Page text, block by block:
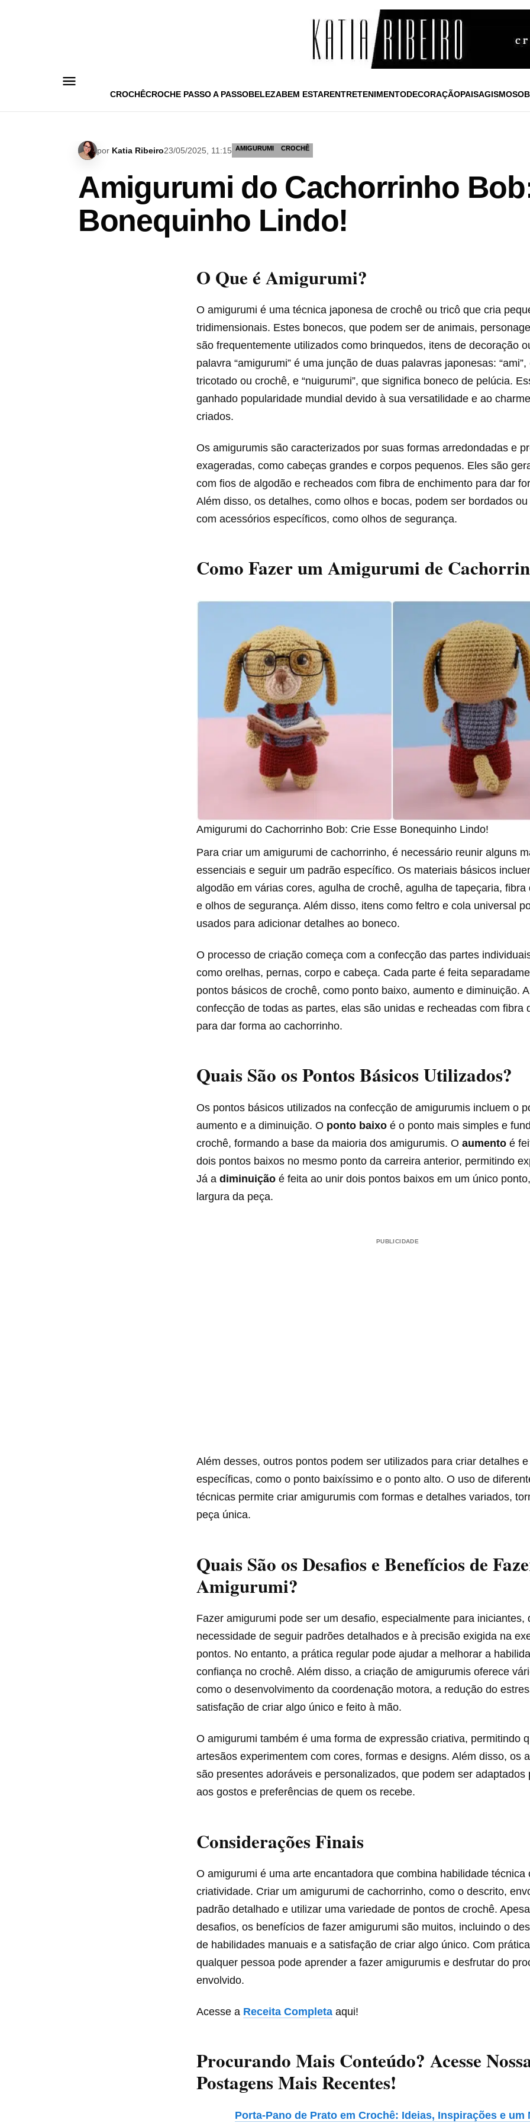
CROCHÊCROCHE PASSO A PASSOBELEZABEM ESTARENTRETENIMENTODECORAÇÃOPAISAGISMO
por Katia Ribeiro23/05/2025, 11:15 AMIGURUMI CROCHÊ
Amigurumi do Cachorrinho
Bonequinho Lindo!
O Que é Amigurumi?
O amigurumi é uma técnica japonesa de crochê ou tricô que cria
tridimensionais. Estes bonecos, que podem ser de animais,
são frequentemente utilizados como brinquedos, itens de decoração
palavra “amigurumi” é uma junção de duas palavras japonesas:
tricotado ou crochê, e “nuigurumi”, que significa boneco de pelúcia.
ganhado popularidade mundial devido à sua versatilidade e ao
criados.
Os amigurumis são caracterizados por suas formas arredondadas e
exageradas, como cabeças grandes e corpos pequenos. Eles são
com fios de algodão e recheados com fibra de enchimento para dar
Além disso, os detalhes, como olhos e bocas, podem ser bordados
com acessórios específicos, como olhos de segurança.
Como Fazer um Amigurumi de
Amigurumi do Cachorrinho Bob: Crie Esse Bonequinho Lindo!
Para criar um amigurumi de cachorrinho, é necessário reunir alguns
essenciais e seguir um padrão específico. Os materiais básicos
algodão em várias cores, agulha de crochê, agulha de tapeçaria, fibra
e olhos de segurança. Além disso, itens como feltro e cola universal
usados para adicionar detalhes ao boneco.
O processo de criação começa com a confecção das partes
como orelhas, pernas, corpo e cabeça. Cada parte é feita
pontos básicos de crochê, como ponto baixo, aumento e diminuição.
confecção de todas as partes, elas são unidas e recheadas com fibra
para dar forma ao cachorrinho.
Quais São os Pontos Básicos Utilizados?
Os pontos básicos utilizados na confecção de amigurumis incluem o
aumento e a diminuição. O ponto baixo é o ponto mais simples e
crochê, formando a base da maioria dos amigurumis. O aumento é
dois pontos baixos no mesmo ponto da carreira anterior, permitindo
Já a diminuição é feita ao unir dois pontos baixos em um único
largura da peça.
PUBLICIDADE
Além desses, outros pontos podem ser utilizados para criar detalhes
específicas, como o ponto baixíssimo e o ponto alto. O uso de
técnicas permite criar amigurumis com formas e detalhes variados,
peça única.
Quais São os Desafios e Benefícios de
Amigurumi?
Fazer amigurumi pode ser um desafio, especialmente para iniciantes,
necessidade de seguir padrões detalhados e à precisão exigida na
pontos. No entanto, a prática regular pode ajudar a melhorar a
confiança no crochê. Além disso, a criação de amigurumis oferece
como o desenvolvimento da coordenação motora, a redução do
satisfação de criar algo único e feito à mão.
O amigurumi também é uma forma de expressão criativa, permitindo
artesãos experimentem com cores, formas e designs. Além disso, os
são presentes adoráveis e personalizados, que podem ser adaptados
aos gostos e preferências de quem os recebe.
Considerações Finais
O amigurumi é uma arte encantadora que combina habilidade técnica
criatividade. Criar um amigurumi de cachorrinho, como o descrito,
padrão detalhado e utilizar uma variedade de pontos de crochê.
desafios, os benefícios de fazer amigurumi são muitos, incluindo o
de habilidades manuais e a satisfação de criar algo único. Com
qualquer pessoa pode aprender a fazer amigurumis e desfrutar do
envolvido.
Acesse a Receita Completa aqui!
Procurando Mais Conteúdo? Acesse
Postagens Mais Recentes!
Porta-Pano de Prato em Crochê: Ideias, Inspirações e um